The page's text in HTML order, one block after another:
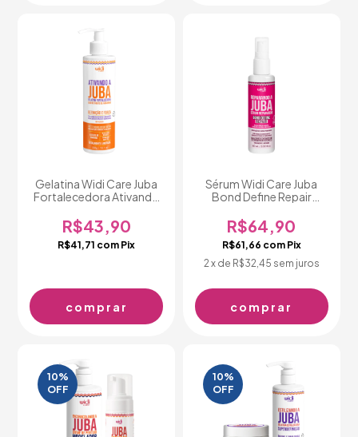
Gelatina Widi Care Juba
Fortalecedora Ativando
R$43,90
R$41,71 com Pix
Sérum Widi Care Juba
Bond Define Repair
R$64,90
R$61,66 com Pix
2x de R$32,45 sem juros
10%
OFF
10%
OFF